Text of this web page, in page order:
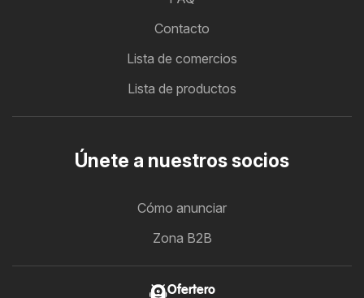
Contacto
Lista de comercios
Lista de productos
Únete a nuestros socios
Cómo anunciar
Zona B2B
Ofertero